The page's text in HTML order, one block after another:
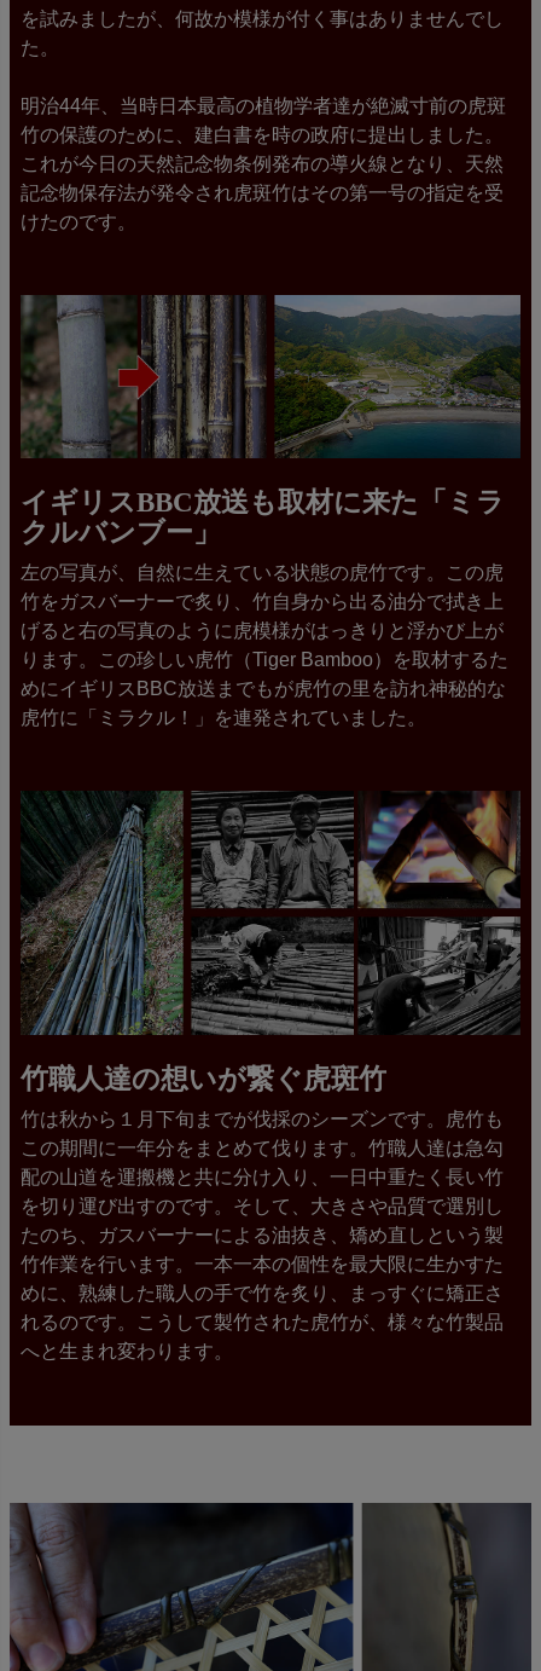
を試みましたが、何故か模様が付く事はありませんでし
た。
明治44年、当時日本最高の植物学者達が絶滅寸前の虎斑
竹の保護のために、建白書を時の政府に提出しました。
これが今日の天然記念物条例発布の導火線となり、天然
記念物保存法が発令され虎斑竹はその第一号の指定を受
けたのです。
イギリスBBC放送も取材に来た「ミラ
クルバンブー」
左の写真が、自然に生えている状態の虎竹です。この虎
竹をガスバーナーで炙り、竹自身から出る油分で拭き上
げると右の写真のように虎模様がはっきりと浮かび上が
ります。この珍しい虎竹（Tiger Bamboo）を取材するた
めにイギリスBBC放送までもが虎竹の里を訪れ神秘的な
虎竹に「ミラクル！」を連発されていました。
竹職人達の想いが繋ぐ虎斑竹
竹は秋から１月下旬までが伐採のシーズンです。虎竹も
この期間に一年分をまとめて伐ります。竹職人達は急勾
配の山道を運搬機と共に分け入り、一日中重たく長い竹
を切り運び出すのです。そして、大きさや品質で選別し
たのち、ガスバーナーによる油抜き、矯め直しという製
竹作業を行います。一本一本の個性を最大限に生かすた
めに、熟練した職人の手で竹を炙り、まっすぐに矯正さ
れるのです。こうして製竹された虎竹が、様々な竹製品
へと生まれ変わります。